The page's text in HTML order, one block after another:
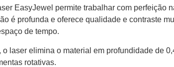
EasyJewel permite trabalhar com perfeição
é profunda e oferece qualidade e contraste
de tempo.
laser elimina o material em profundidade de
rotativas.